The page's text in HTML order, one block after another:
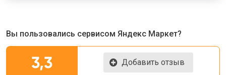
Вы пользовались сервисом Яндекс Маркет?
3,3 Добавить отзыв